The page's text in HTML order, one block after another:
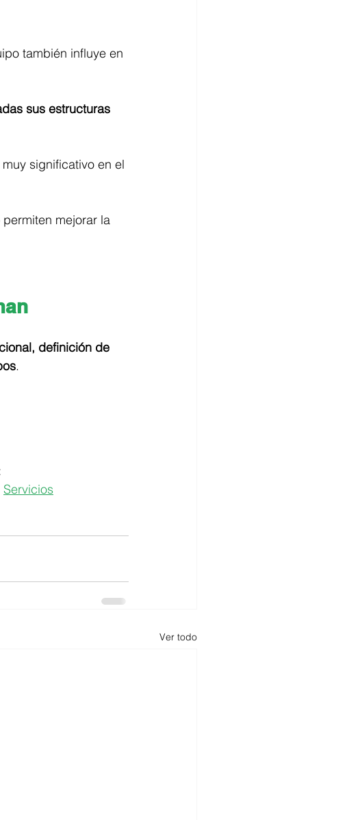
también influye en
sus estructuras
significativo en el
mejorar la
definición de
.
Servicios
Ver todo